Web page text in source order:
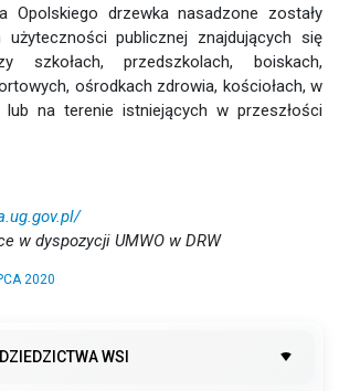
Opolskiego drzewka nasadzone zostały
użyteczności publicznej znajdujących się
szkołach, przedszkolach, boiskach,
ośrodkach zdrowia, kościołach, w
na terenie istniejących w przeszłości
w dyspozycji UMWO w DRW
2020
WSI